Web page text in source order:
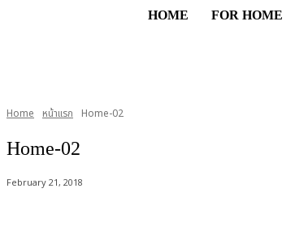
HOME FOR HOME
Home หน้าแรก Home-02
Home-02
February 21, 2018